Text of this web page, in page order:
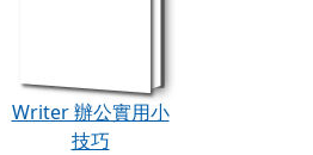
Writer 辦公實用小
技巧